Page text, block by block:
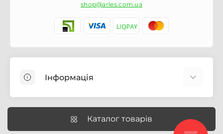
shop@arles.com.ua
Інформація
Про магазин Arles.com.ua
Умови обслуговування
Каталог товарів